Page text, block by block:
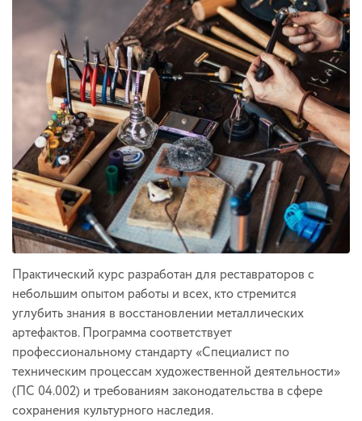
Практический курс разработан для реставраторов с
небольшим опытом работы и всех, кто стремится
углубить знания в восстановлении металлических
артефактов. Программа соответствует
профессиональному стандарту «Специалист по
техническим процессам художественной деятельности»
(ПС 04.002) и требованиям законодательства в сфере
сохранения культурного наследия.